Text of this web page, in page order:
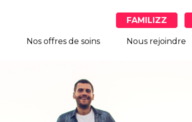
FAMILIZZ
Nos offres de soins Nous rejoindre